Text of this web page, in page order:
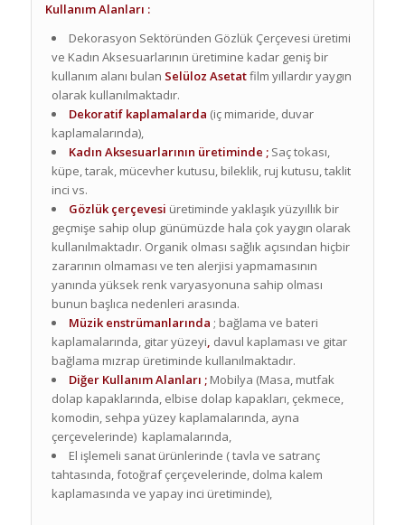
Kullanım Alanları :
Dekorasyon Sektöründen Gözlük Çerçevesi üretimi
ve Kadın Aksesuarlarının üretimine kadar geniş bir
kullanım alanı bulan Selüloz Asetatfilm yıllardır yaygın
olarak kullanılmaktadır.
Dekoratif kaplamalarda (iç mimaride, duvar
kaplamalarında),
Kadın Aksesuarlarının üretiminde ; Saç tokası,
küpe, tarak, mücevher kutusu, bileklik, ruj kutusu, taklit
inci vs.
Gözlük çerçevesi üretiminde yaklaşık yüzyıllık bir
geçmişe sahip olup günümüzde hala çok yaygın olarak
kullanılmaktadır. Organik olması sağlık açısından hiçbir
zararının olmaması ve ten alerjisi yapmamasının
yanında yüksek renk varyasyonuna sahip olması
bunun başlıca nedenleri arasında.
Müzik enstrümanlarında ; bağlama ve bateri
kaplamalarında, gitar yüzeyi, davul kaplaması ve gitar
bağlama mızrap üretiminde kullanılmaktadır.
Diğer Kullanım Alanları ;Mobilya (Masa, mutfak
dolap kapaklarında, elbise dolap kapakları, çekmece,
komodin, sehpa yüzey kaplamalarında, ayna
çerçevelerinde) kaplamalarında,
El işlemeli sanat ürünlerinde ( tavla ve satranç
tahtasında, fotoğraf çerçevelerinde, dolma kalem
kaplamasında ve yapay inci üretiminde),